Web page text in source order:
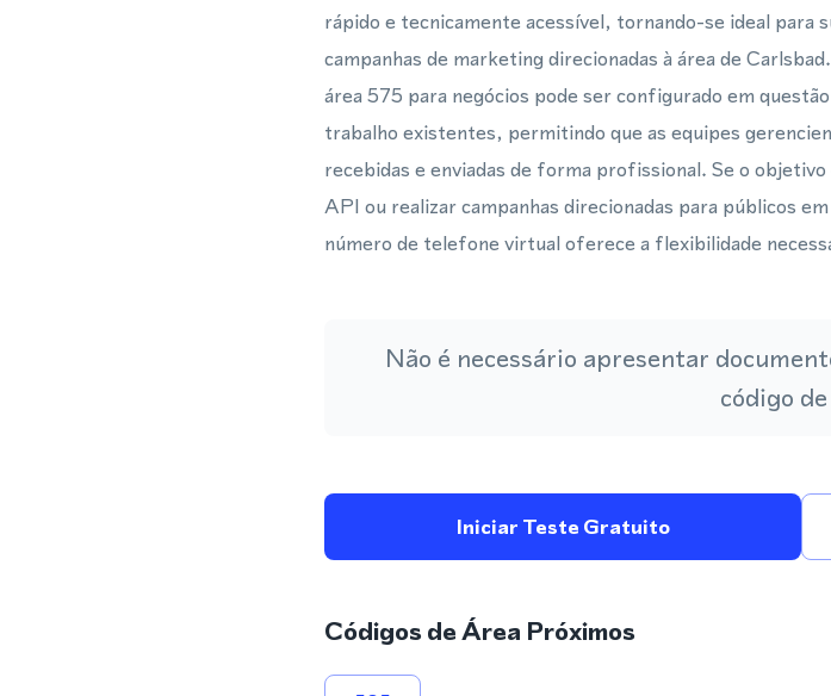
rápido e tecnicamente acessível, tornando-se ideal para
campanhas de marketing direcionadas à área de
área 575 para negócios pode ser configurado em
trabalho existentes, permitindo que as equipes
recebidas e enviadas de forma profissional. Se o
API ou realizar campanhas direcionadas para públicos
número de telefone virtual oferece a flexibilidade
Não é necessário apresentar
código
Iniciar Teste Gratuito
Códigos de Área Próximos